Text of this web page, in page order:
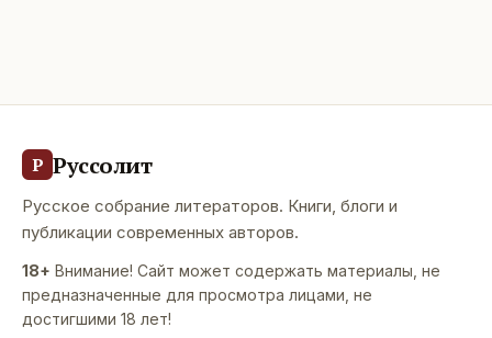
Р Руссолит
Русское собрание литераторов. Книги, блоги и
публикации современных авторов.
18+ Внимание! Сайт может содержать материалы, не
предназначенные для просмотра лицами, не
достигшими 18 лет!